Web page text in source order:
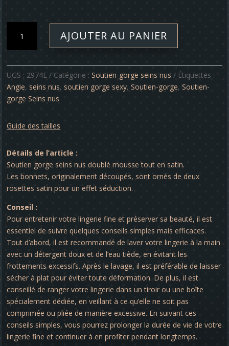
Soutien-
-
Angie
AJOUTER AU PANIER
UGS : 2974E Catégorie :Soutien-gorge seins nus
Étiquettes :
Angie, seins nus, soutien gorge sexy,Soutien-gorge,Soutien-
gorge Seins nus
Guide des tailles
Détails de l’article :
Soutien gorge seins nus doublé mousse tout en satin.
Les bonnets, originalement découpés, sont ornés de deux
rosettes satin pour un effet séduction.
Conseil :
Pour entretenir votre lingerie fine et préserver sa beauté, il est
essentiel de suivre quelques conseils simples mais efficaces.
Tout d’abord, il est recommandé de laver votre lingerie à la main
avec un détergent doux et de l’eau tiède, en évitant les
frottements excessifs. Après le lavage, il est préférable de laisser
sécher à plat pour éviter toute déformation. De plus, il est
conseillé de ranger votre lingerie dans un tiroir ou une boîte
spécialement dédiée, en veillant à ce qu’elle ne soit pas
comprimée ou pliée de manière excessive. En suivant ces
conseils simples, vous pourrez prolonger la durée de vie de votre
lingerie fine et continuer à en profiter pendant longtemps.